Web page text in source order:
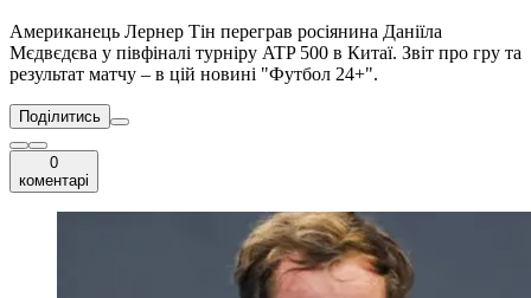
Американець Лернер Тін переграв росіянина Даніїла
Мєдвєдєва у півфіналі турніру ATP 500 в Китаї. Звіт про гру та
результат матчу – в цій новині "Футбол 24+".
Поділитись
0
коментарі